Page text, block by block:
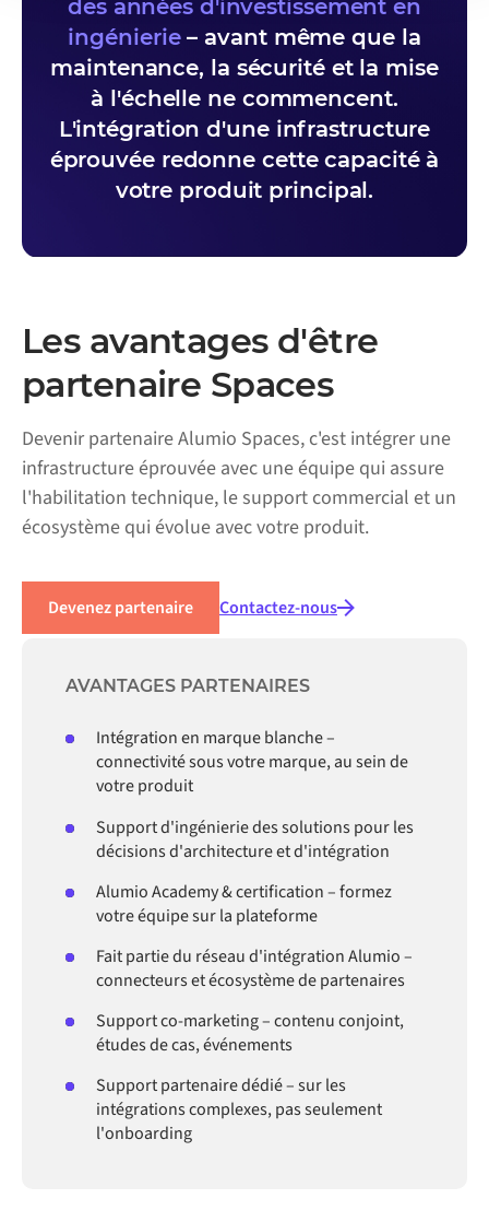
des années d'investissement en
ingénierie– avant même que la
maintenance, la sécurité et la mise
à l'échelle ne commencent.
L'intégration d'une infrastructure
éprouvée redonne cette capacité à
votre produit principal.
Les avantages d'être
partenaire Spaces
Devenir partenaire Alumio Spaces, c'est intégrer une
infrastructure éprouvée avec une équipe qui assure
l'habilitation technique, le support commercial et un
écosystème qui évolue avec votre produit.
Devenez partenaire Contactez-nous
AVANTAGES PARTENAIRES
Intégration en marque blanche –
connectivité sous votre marque, au sein de
votre produit
Support d'ingénierie des solutions pour les
décisions d'architecture et d'intégration
Alumio Academy & certification – formez
votre équipe sur la plateforme
Fait partie du réseau d'intégration Alumio –
connecteurs et écosystème de partenaires
Support co-marketing – contenu conjoint,
études de cas, événements
Support partenaire dédié – sur les
intégrations complexes, pas seulement
l'onboarding